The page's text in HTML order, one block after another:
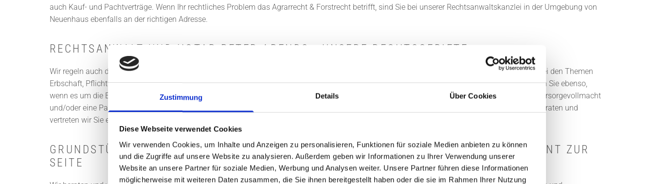
Zustimmung Details Über Cookies
Diese Webseite verwendet Cookies
Wir verwenden Cookies, um Inhalte und Anzeigen zu personalisieren, Funktionen für soziale Medien anbieten zu können
und die Zugriffe auf unsere Website zu analysieren. Außerdem geben wir Informationen zu Ihrer Verwendung unserer
Website an unsere Partner für soziale Medien, Werbung und Analysen weiter. Unsere Partner führen diese Informationen
möglicherweise mit weiteren Daten zusammen, die Sie ihnen bereitgestellt haben oder die sie im Rahmen Ihrer Nutzung
auch Kauf- und Pachtverträge. Wenn Ihr rechtliches Problem das Agrarrecht & Forstrecht betrifft, sind Sie bei unserer Rechtsanwaltskanzlei in der Umgebung von
Neuenhaus ebenfalls an der richtigen Adresse.
RECHTSANWALT UND NOTAR PETER ARENDS - UNSERE RECHTSGEBIETE
Wir regeln auch die Erbschaftsangelegenheiten von Mandanten aus dem Landkreis der Grafschaft Bentheim und darüber hinaus. Falls Sie Hilfe bei den Themen
Erbschaft, Pflichtteil oder Erbvertrag brauchen, dann sollten Sie mit uns Kontakt aufnehmen und die rechtliche Situation prüfen lassen. Wir beraten Sie ebenso,
wenn es um die Erstellung eines Testamentes geht. Denn ein unwirksames Testament kann weitreichende Folgen haben. Falls es sich um eine Vorsorgevollmacht
und/oder eine Patientenverfügung handelt, stehen wir Ihnen ebenfalls zur Seite. Sollte in Ihrem Mietverhältnis nicht alles harmonisch verlaufen, beraten und
vertreten wir Sie ebenso gerne.
GRUNDSTÜCKSRECHT UND LANDWIRTSCHAFTSRECHT: WIR STEHEN IHNEN KOMPETENT ZUR
SEITE